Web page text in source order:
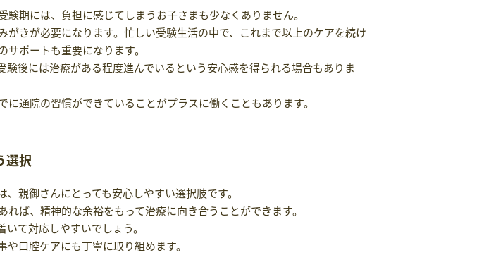
期には、負担に感じてしまうお子さまも少なくありません。
がきが必要になります。忙しい受験生活の中で、これまで以上のケアを続け
ポートも重要になります。
験後には治療がある程度進んでいるという安心感を得られる場合もありま
通院の習慣ができていることがプラスに働くこともあります。
選択
親御さんにとっても安心しやすい選択肢です。
ば、精神的な余裕をもって治療に向き合うことができます。
て対応しやすいでしょう。
口腔ケアにも丁寧に取り組めます。